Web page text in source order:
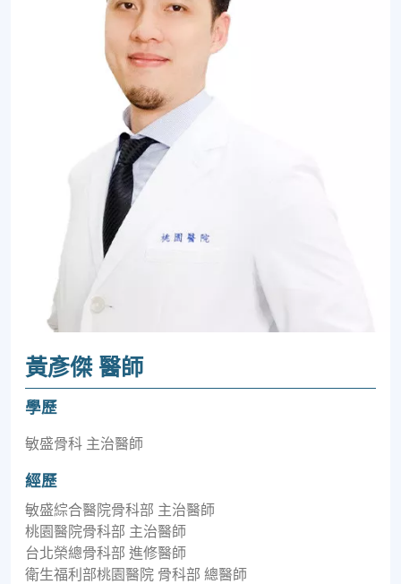
黃彥傑 醫師
學歷
敏盛骨科 主治醫師
經歷
敏盛綜合醫院骨科部 主治醫師
桃園醫院骨科部 主治醫師
台北榮總骨科部 進修醫師
衛生福利部桃園醫院 骨科部 總醫師